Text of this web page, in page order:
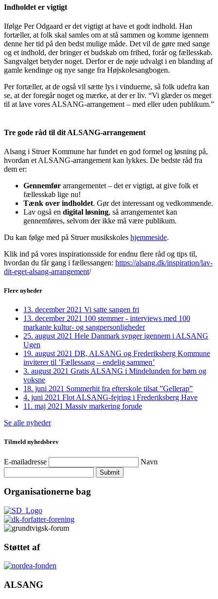
Indholdet er vigtigt
Ifølge Per Odgaard er det vigtigt at have et godt indhold. Han
fortæller, at folk skal samles om at stå sammen og komme igennem
denne her tid på den bedst mulige måde. Det vil de gøre med sange
og et indhold, der bringer et budskab om frihed, forår og fællesskab.
Sangvalget betyder noget. Derfor er de nøje udvalgt i en blanding af
gamle kendinge og nye sange fra Højskolesangbogen.
Per fortæller, at de også vil sætte lys i vinduerne, så folk udefra kan
se, at der foregår noget og mærke, at der er liv. “Vi glæder os meget
til at lave vores ALSANG-arrangement – med eller uden publikum.”
Tre gode råd til dit ALSANG-arrangement
Alsang i Struer Kommune har fundet en god formel og løsning på,
hvordan et ALSANG-arrangement kan lykkes. De bedste råd fra
dem er:
Gennemfør arrangementet – det er vigtigt, at give folk et
fællesskab lige nu!
Tænk over indholdet. Gør det interessant og vedkommende.
Lav også en digital løsning, så arrangementet kan
gennemføres, selvom der ikke må være publikum.
Du kan følge med på Struer musikskoles hjemmeside.
Klik ind på vores inspirationsside for endnu flere råd og tips til,
hvordan du får gang i fællessangen: https://alsang.dk/inspiration/lav-
dit-eget-alsang-arrangement/
Flere nyheder
13. december 2021 Vi satte sangen fri
13. december 2021 100 stemmer - interviews med 100
markante kultur- og sangpersonligheder
25. august 2021 Hele Danmark synger igennem i ALSANG
Ugen
19. august 2021 DR, ALSANG og Frederiksberg Kommune
inviterer til ’Fællessang – endelig sammen’
3. august 2021 Gratis ALSANG i Mindelunden for børn og
voksne
18. juni 2021 Sommerhit fra efterskole tilsat ”Gellerap”
4. juni 2021 Flot ALSANG-fejring i Frederiksberg Have
11. maj 2021 Massiv markering forude
Se alle nyheder
Tilmeld nyhedsbrev
E-mailadresse Navn
Submit
Organisationerne bag
Støttet af
ALSANG